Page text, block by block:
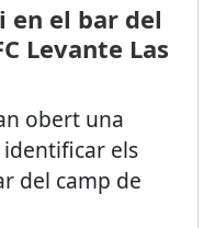
en el bar del
Levante Las
obert una
els
del camp de